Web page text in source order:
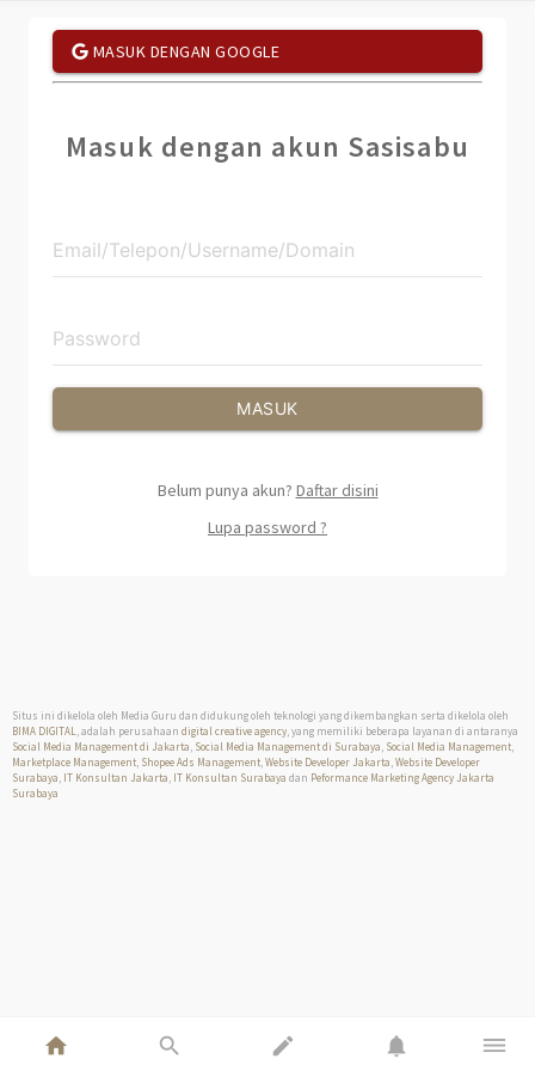
home search edit notifications dehaze
MASUK DENGAN GOOGLE
Masuk dengan akun Sasisabu
MASUK
Belum punya akun? Daftar disini
Lupa password ?
Situs ini dikelola oleh Media Guru dan didukung oleh teknologi yang dikembangkan serta dikelola oleh
BIMA DIGITAL
, adalah perusahaan digital creative agency , yang memiliki beberapa layanan di antaranya
Social Media Management di Jakarta Social Media Management di Surabaya Social Media Management
Marketplace Management Shopee Ads Management Website Developer Jakarta Website Developer
Surabaya IT Konsultan Jakarta IT Konsultan Surabaya dan Peformance Marketing Agency Jakarta
Surabaya